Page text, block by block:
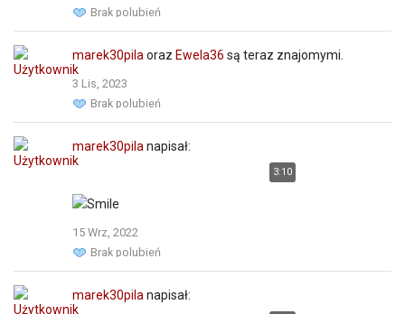
Brak polubień
marek30pila oraz Ewela36 są teraz znajomymi.
3 Lis, 2023
Brak polubień
marek30pila napisał:
3:10
15 Wrz, 2022
Brak polubień
marek30pila napisał: